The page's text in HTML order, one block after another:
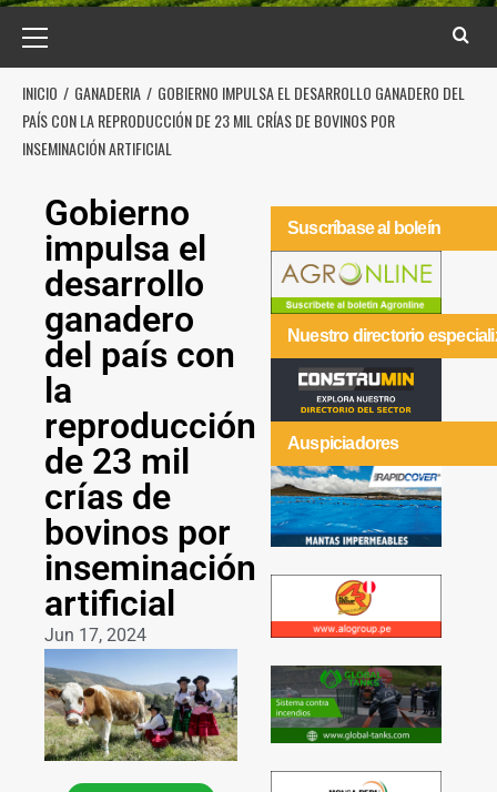
INICIO GANADERIA
GOBIERNO IMPULSA EL DESARROLLO GANADERO DEL
PAÍS CON LA REPRODUCCIÓN DE 23 MIL CRÍAS DE BOVINOS POR
INSEMINACIÓN ARTIFICIAL
Gobierno
impulsa el
desarrollo
ganadero
del país con
la
reproducción
de 23 mil
crías de
bovinos por
inseminación
artificial
Jun 17, 2024
Suscríbase al boleín
Nuestro directorio
Auspiciadores